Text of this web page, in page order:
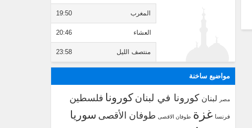
المغرب 19:50
العشاء 20:46
منتصف الليل 23:58
مواضيع ساخنة
مصر لبنان كورونا في لبنان كورونا فلسطين
فرنسا غزة طوفان الاقصى طوفان الأقصى سوريا